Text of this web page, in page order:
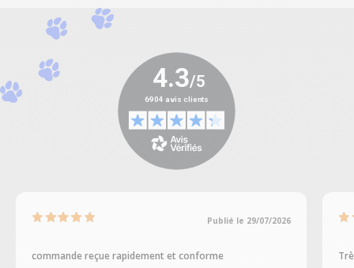
Publié le 29/07/2026
commande reçue rapidement et conforme